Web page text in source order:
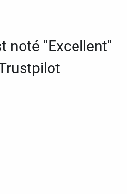
noté "Excellent"